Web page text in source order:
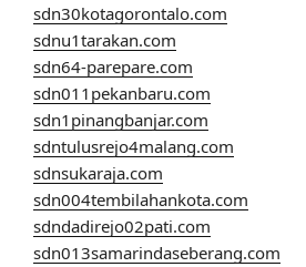
sdn30kotagorontalo.com
sdnu1tarakan.com
sdn64-parepare.com
sdn011pekanbaru.com
sdn1pinangbanjar.com
sdntulusrejo4malang.com
sdnsukaraja.com
sdn004tembilahankota.com
sdndadirejo02pati.com
sdn013samarindaseberang.com